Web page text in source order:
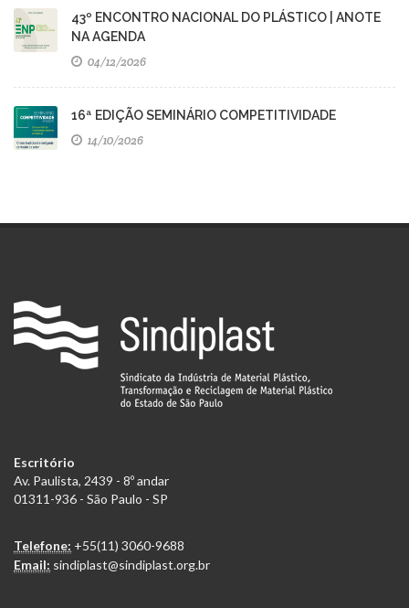
43º ENCONTRO NACIONAL DO PLÁSTICO | ANOTE
NA AGENDA
04/12/2026
16ª EDIÇÃO SEMINÁRIO COMPETITIVIDADE
14/10/2026
Escritório
Av. Paulista, 2439 - 8º andar
01311-936 - São Paulo - SP
Telefone: +55(11) 3060-9688
Email: sindiplast@sindiplast.org.br